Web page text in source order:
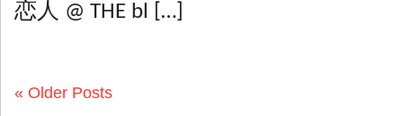
恋人 @ THE bl […]
« Older Posts